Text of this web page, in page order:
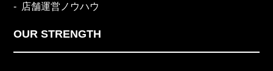
店舗運営ノウハウ
OUR STRENGTH